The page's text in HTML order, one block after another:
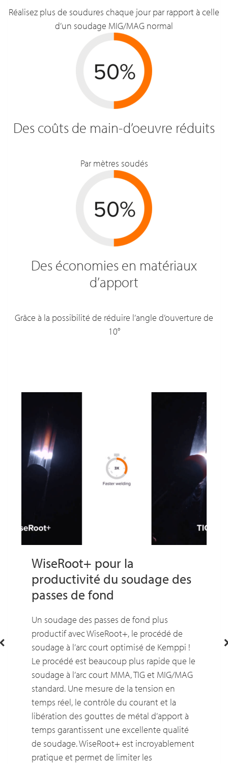
Réalisez plus de soudures chaque jour par rapport à celle
d’un soudage MIG/MAG normal
Des coûts de main-d’oeuvre réduits
Par mètres soudés
Des économies en matériaux
d’apport
Grâce à la possibilité de réduire l’angle d’ouverture de
10°
WiseRoot+ pour la
productivité du soudage des
passes de fond
Un soudage des passes de fond plus
productif avec WiseRoot+, le procédé de
soudage à l’arc court optimisé de Kemppi !
Le procédé est beaucoup plus rapide que le
soudage à l’arc court MMA, TIG et MIG/MAG
standard. Une mesure de la tension en
temps réel, le contrôle du courant et la
libération des gouttes de métal d’apport à
temps garantissent une excellente qualité
de soudage. WiseRoot+ est incroyablement
pratique et permet de limiter les